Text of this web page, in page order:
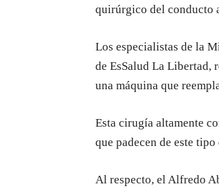
quirúrgico del conducto
Los especialistas de la
de EsSalud La Libertad,
una máquina que
Esta cirugía altamente
que padecen de este
Al respecto, el Alfredo